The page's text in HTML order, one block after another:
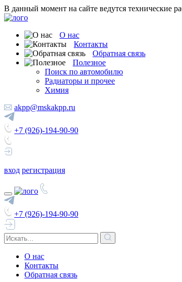
В данный момент на сайте ведутся технические
О нас
Контакты
Обратная связь
Полезное
Поиск по автомобилю
Радиаторы и прочее
Химия
akpp@mskakpp.ru
+7 (926)-194-90-90
вход регистрация
+7 (926)-194-90-90
О нас
Контакты
Обратная связь